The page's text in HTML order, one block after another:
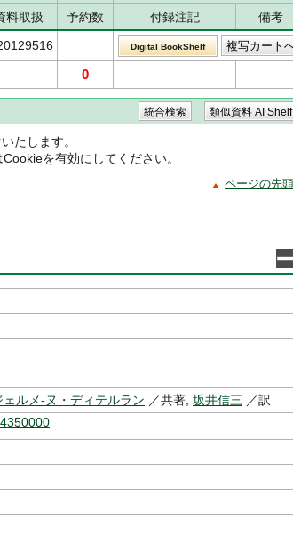
料取扱 予約数 付録注記
備考
Digital BookShelf
0
たします。
を有効にしてください。
ページの先
ェルメ-ヌ・ディテルラン ／共著, 坂井信三 ／訳